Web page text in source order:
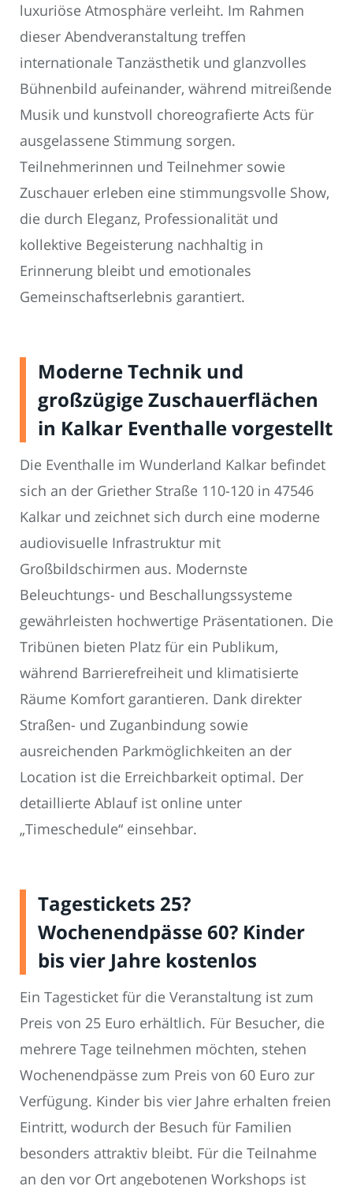
luxuriöse Atmosphäre verleiht. Im Rahmen
dieser Abendveranstaltung treffen
internationale Tanzästhetik und glanzvolles
Bühnenbild aufeinander, während mitreißende
Musik und kunstvoll choreografierte Acts für
ausgelassene Stimmung sorgen.
Teilnehmerinnen und Teilnehmer sowie
Zuschauer erleben eine stimmungsvolle Show,
die durch Eleganz, Professionalität und
kollektive Begeisterung nachhaltig in
Erinnerung bleibt und emotionales
Gemeinschaftserlebnis garantiert.
Moderne Technik und
großzügige Zuschauerflächen
in Kalkar Eventhalle vorgestellt
Die Eventhalle im Wunderland Kalkar befindet
sich an der Griether Straße 110-120 in 47546
Kalkar und zeichnet sich durch eine moderne
audiovisuelle Infrastruktur mit
Großbildschirmen aus. Modernste
Beleuchtungs- und Beschallungssysteme
gewährleisten hochwertige Präsentationen. Die
Tribünen bieten Platz für ein Publikum,
während Barrierefreiheit und klimatisierte
Räume Komfort garantieren. Dank direkter
Straßen- und Zuganbindung sowie
ausreichenden Parkmöglichkeiten an der
Location ist die Erreichbarkeit optimal. Der
detaillierte Ablauf ist online unter
„Timeschedule“ einsehbar.
Tagestickets 25?
Wochenendpässe 60? Kinder
bis vier Jahre kostenlos
Ein Tagesticket für die Veranstaltung ist zum
Preis von 25 Euro erhältlich. Für Besucher, die
mehrere Tage teilnehmen möchten, stehen
Wochenendpässe zum Preis von 60 Euro zur
Verfügung. Kinder bis vier Jahre erhalten freien
Eintritt, wodurch der Besuch für Familien
besonders attraktiv bleibt. Für die Teilnahme
an den vor Ort angebotenen Workshops ist